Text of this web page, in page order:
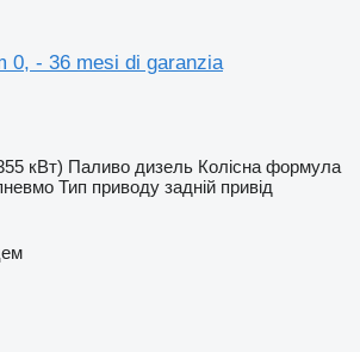
0, - 36 mesi di garanzia
кВт) Паливо дизель Колісна формула
Тип приводу задній привід